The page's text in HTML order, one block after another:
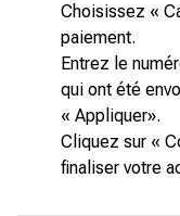
Choisissez «
paiement.
Entrez le
qui ont été
« Appliquer».
Cliquez sur «
finaliser votre